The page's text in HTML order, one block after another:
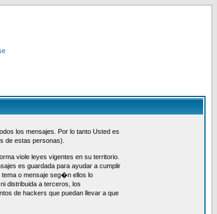
los mensajes. Por lo tanto Usted es
de estas personas).
viole leyes vigentes en su territorio.
es guardada para ayudar a cumplir
o mensaje seg�n ellos lo
distribuida a terceros, los
de hackers que puedan llevar a que